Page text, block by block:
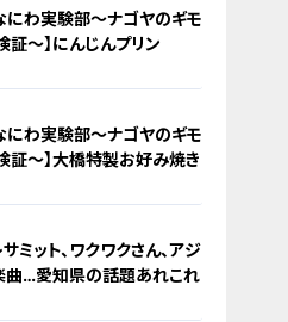
なにわ実験部～ナゴヤのギモ
証～】にんじんプリン
なにわ実験部～ナゴヤのギモ
証～】大橋特製お好み焼き
ミット、ワクワクさん、アジ
曲…愛知県の話題あれこれ